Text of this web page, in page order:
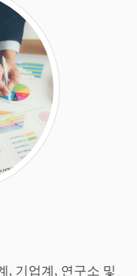
, 기업계, 연구소 및